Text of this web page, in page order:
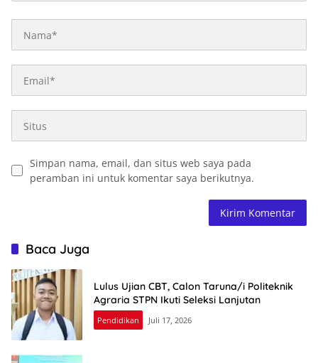
Simpan nama, email, dan situs web saya pada
peramban ini untuk komentar saya berikutnya.
Baca Juga
Lulus Ujian CBT, Calon Taruna/i Politeknik
Agraria STPN Ikuti Seleksi Lanjutan
Pendidikan Juli 17, 2026